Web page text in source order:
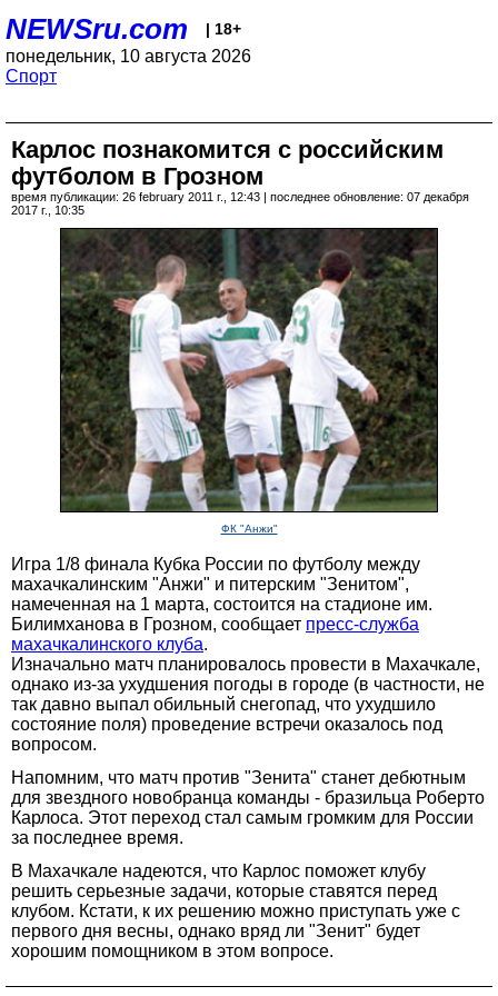
NEWSru.com | 18+
понедельник, 10 августа 2026
Спорт
Карлос познакомится с российским
футболом в Грозном
время публикации: 26 february 2011 г., 12:43 | последнее обновление: 07 декабря
2017 г., 10:35
ФК "Анжи"
Игра 1/8 финала Кубка России по футболу между
махачкалинским "Анжи" и питерским "Зенитом",
намеченная на 1 марта, состоится на стадионе им.
Билимханова в Грозном, сообщает пресс-служба
махачкалинского клуба.
Изначально матч планировалось провести в Махачкале,
однако из-за ухудшения погоды в городе (в частности, не
так давно выпал обильный снегопад, что ухудшило
состояние поля) проведение встречи оказалось под
вопросом.
Напомним, что матч против "Зенита" станет дебютным
для звездного новобранца команды - бразильца Роберто
Карлоса. Этот переход стал самым громким для России
за последнее время.
В Махачкале надеются, что Карлос поможет клубу
решить серьезные задачи, которые ставятся перед
клубом. Кстати, к их решению можно приступать уже с
первого дня весны, однако вряд ли "Зенит" будет
хорошим помощником в этом вопросе.